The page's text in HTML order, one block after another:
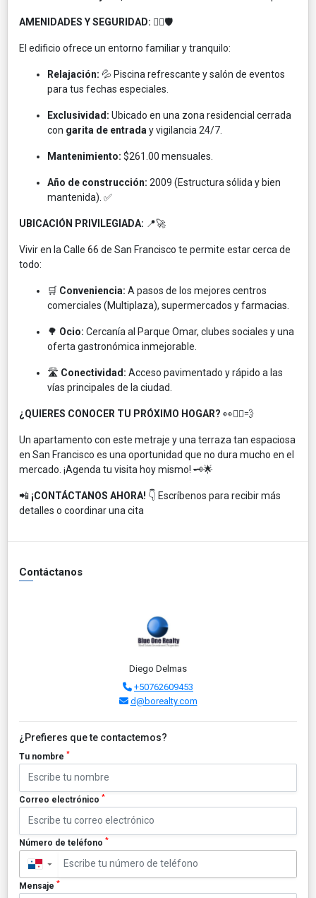
AMENIDADES Y SEGURIDAD: 🏊‍♂️🛡️
El edificio ofrece un entorno familiar y tranquilo:
Relajación: 💦 Piscina refrescante y salón de eventos
para tus fechas especiales.
Exclusividad: Ubicado en una zona residencial cerrada
con garita de entrada y vigilancia 24/7.
Mantenimiento: $261.00 mensuales.
Año de construcción: 2009 (Estructura sólida y bien
mantenida). ✅
UBICACIÓN PRIVILEGIADA: 📍🚀
Vivir en la Calle 66 de San Francisco te permite estar cerca de
todo:
🛒 Conveniencia: A pasos de los mejores centros
comerciales (Multiplaza), supermercados y farmacias.
🌳 Ocio: Cercanía al Parque Omar, clubes sociales y una
oferta gastronómica inmejorable.
🛣️ Conectividad: Acceso pavimentado y rápido a las
vías principales de la ciudad.
¿QUIERES CONOCER TU PRÓXIMO HOGAR? 👀🏃‍♂️💨
Un apartamento con este metraje y una terraza tan espaciosa
en San Francisco es una oportunidad que no dura mucho en el
mercado. ¡Agenda tu visita hoy mismo! 🗝️🌟
📲 ¡CONTÁCTANOS AHORA! 👇 Escríbenos para recibir más
detalles o coordinar una cita
Contáctanos
Diego Delmas
+50762609453
d@borealty.com
¿Prefieres que te contactemos?
Tu nombre *
Correo electrónico *
Número de teléfono *
▼
Mensaje *